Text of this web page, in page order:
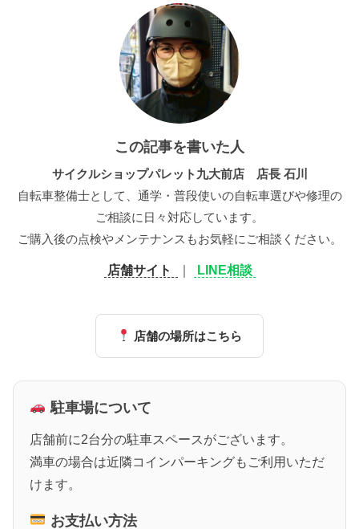
この記事を書いた人
サイクルショップパレット九大前店 店長 石川
自転車整備士として、通学・普段使いの自転車選びや修理の
ご相談に日々対応しています。
ご購入後の点検やメンテナンスもお気軽にご相談ください。
店舗サイト LINE相談
店舗の場所はこちら
駐車場について
店舗前に2台分の駐車スペースがございます。
満車の場合は近隣コインパーキングもご利用いただ
けます。
お支払い方法